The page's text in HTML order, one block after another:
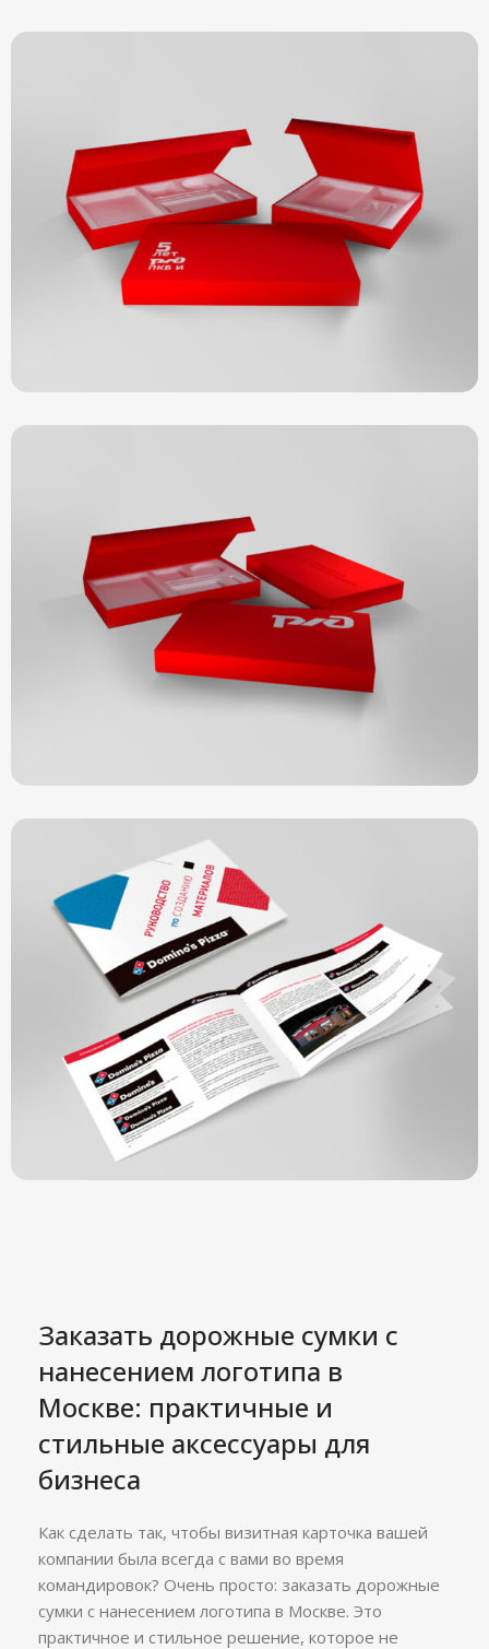
Заказать дорожные сумки с
нанесением логотипа в
Москве: практичные и
стильные аксессуары для
бизнеса
Как сделать так, чтобы визитная карточка вашей
компании была всегда с вами во время
командировок? Очень просто: заказать дорожные
сумки с нанесением логотипа в Москве. Это
практичное и стильное решение, которое не